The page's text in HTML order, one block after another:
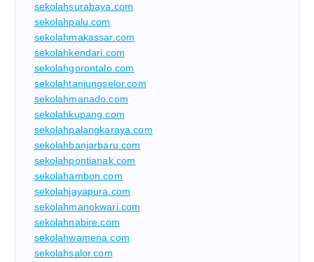
sekolahsurabaya.com
sekolahpalu.com
sekolahmakassar.com
sekolahkendari.com
sekolahgorontalo.com
sekolahtanjungselor.com
sekolahmanado.com
sekolahkupang.com
sekolahpalangkaraya.com
sekolahbanjarbaru.com
sekolahpontianak.com
sekolahambon.com
sekolahjayapura.com
sekolahmanokwari.com
sekolahnabire.com
sekolahwamena.com
sekolahsalor.com